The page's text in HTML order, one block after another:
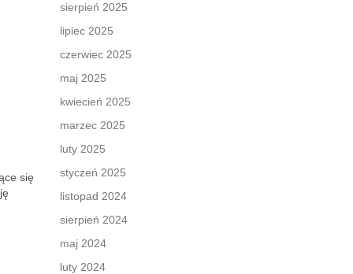
się
sierpień 2025
lipiec 2025
czerwiec 2025
maj 2025
kwiecień 2025
marzec 2025
luty 2025
styczeń 2025
listopad 2024
sierpień 2024
maj 2024
luty 2024